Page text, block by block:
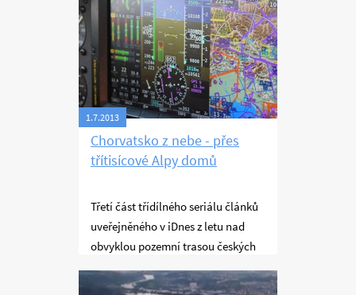
Dvořákem, šéfem blogu iDnes. Já
jsem letěl a on všechno fotil a
nakonec napsal, takže fotky a psaní
jsou jeho dílo, ale chci se s nimi
stejně pochlubit. Tato část se
věnuje letu nad chorvatským
pobřežím.
1.7.2013
Chorvatsko z nebe - přes
třítisícové Alpy domů
Třetí část třídílného seriálu článků
uveřejněného v iDnes z letu nad
obvyklou pozemní trasou českých
absolvoval s Janem Dvořákem,
Létání